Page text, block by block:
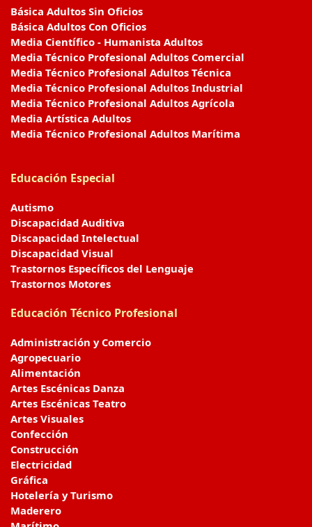
Básica Adultos Sin Oficios
Básica Adultos Con Oficios
Media Científico - Humanista Adultos
Media Técnico Profesional Adultos Comercial
Media Técnico Profesional Adultos Técnica
Media Técnico Profesional Adultos Industrial
Media Técnico Profesional Adultos Agrícola
Media Artística Adultos
Media Técnico Profesional Adultos Marítima
Educación Especial
Autismo
Discapacidad Auditiva
Discapacidad Intelectual
Discapacidad Visual
Trastornos Específicos del Lenguaje
Trastornos Motores
Educación Técnico Profesional
Administración y Comercio
Agropecuario
Alimentación
Artes Escénicas Danza
Artes Escénicas Teatro
Artes Visuales
Confección
Construcción
Electricidad
Gráfica
Hotelería y Turismo
Maderero